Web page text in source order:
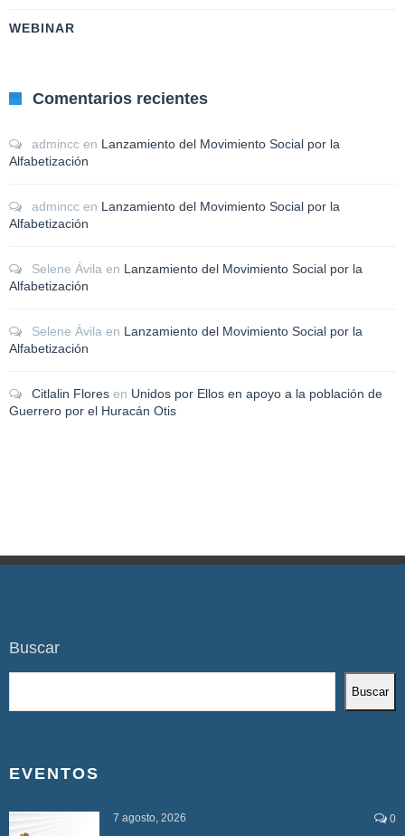
WEBINAR
Comentarios recientes
admincc en Lanzamiento del Movimiento Social por la
Alfabetización
admincc en Lanzamiento del Movimiento Social por la
Alfabetización
Selene Ávila en Lanzamiento del Movimiento Social por la
Alfabetización
Selene Ávila en Lanzamiento del Movimiento Social por la
Alfabetización
Citlalin Flores en Unidos por Ellos en apoyo a la población de
Guerrero por el Huracán Otis
Buscar
Buscar
EVENTOS
7 agosto, 2026 0